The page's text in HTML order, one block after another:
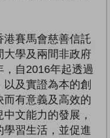
港賽馬會慈善信託
大學及兩間非政府
自2016年起透過
以及實證為本的創
而有意義及高效的
文能力的發展，
習生活，並促進